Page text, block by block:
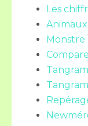
Les
Animaux
Monstre